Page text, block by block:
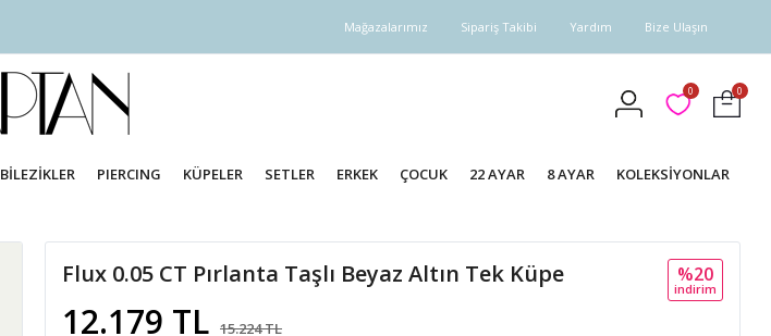
Mağazalarımız Sipariş Takibi Yardım Bize Ulaşın
0 0
BİLEZİKLER PIERCING KÜPELER SETLER ERKEK ÇOCUK 22 AYAR 8 AYAR KOLEKSİYONLAR
Flux 0.05 CT Pırlanta Taşlı Beyaz Altın Tek Küpe
12.179 TL 15.224 TL
%20
i̇ndi̇ri̇m